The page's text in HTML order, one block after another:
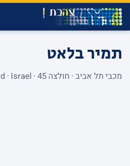
תמיר בלאט
מכבי תל אביב · חולצה 45 · Guard · Israel · יורוליג